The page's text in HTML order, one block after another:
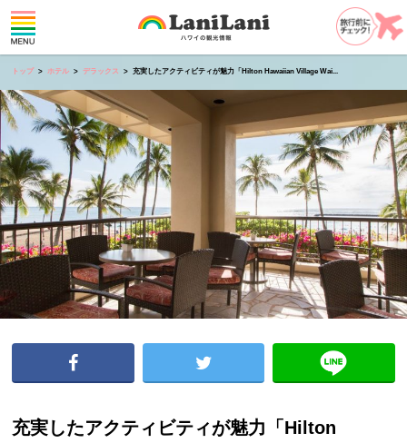
トップ ホテル デラックス 充実したアクティビティが魅力「Hilton Hawaiian Village Wai...
充実したアクティビティが魅力「Hilton